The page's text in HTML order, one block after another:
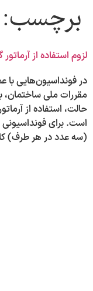
برچسب:
لزوم استفاده از
مقررات ملی ساختمان،
حالت، استفاده از
(سه عدد در هر طرف)